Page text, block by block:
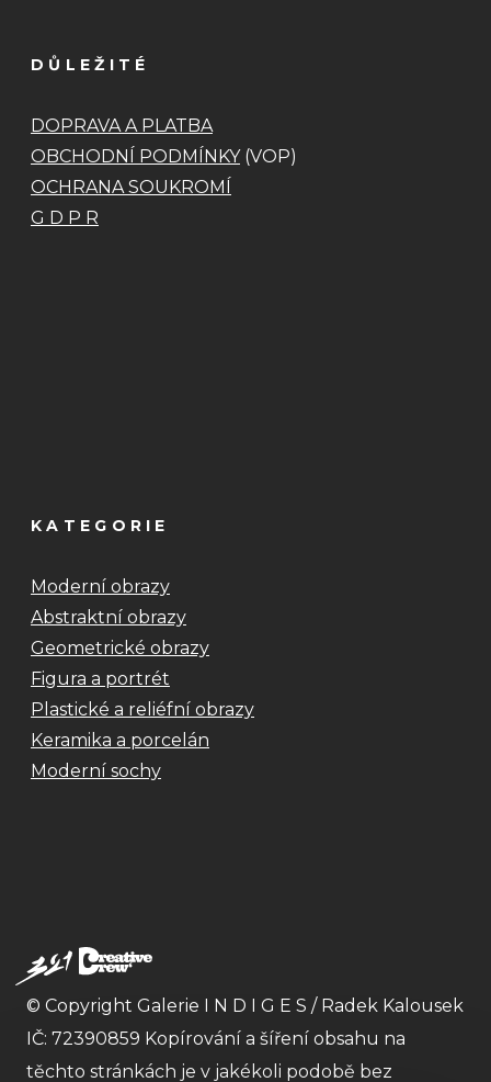
DŮLEŽITÉ
DOPRAVA A PLATBA
OBCHODNÍ PODMÍNKY(VOP)
OCHRANA SOUKROMÍ
G D P R
KATEGORIE
Moderní obrazy
Abstraktní obrazy
Geometrické obrazy
Figura a portrét
Plastické a reliéfní obrazy
Keramika a porcelán
Moderní sochy
© Copyright Galerie I N D I G E S / Radek Kalousek
IČ: 72390859 Kopírování a šíření obsahu na
těchto stránkách je v jakékoli podobě bez